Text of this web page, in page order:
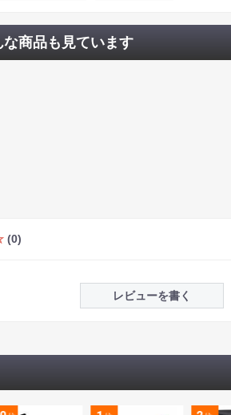
商品も見ています
(0)
レビューを書く